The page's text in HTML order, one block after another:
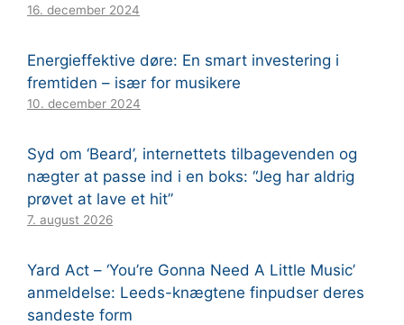
16. december 2024
Energieffektive døre: En smart investering i
fremtiden – især for musikere
10. december 2024
Syd om ‘Beard’, internettets tilbagevenden og
nægter at passe ind i en boks: “Jeg har aldrig
prøvet at lave et hit”
7. august 2026
Yard Act – ‘You’re Gonna Need A Little Music’
anmeldelse: Leeds-knægtene finpudser deres
sandeste form